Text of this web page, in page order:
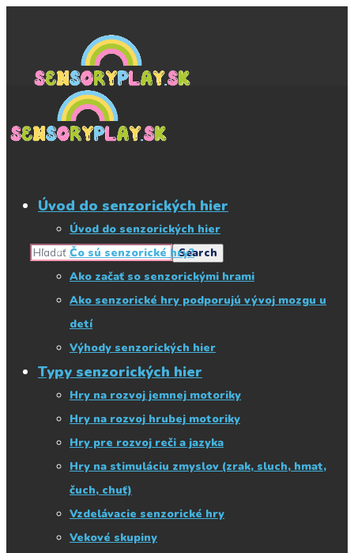
Začnite písať, čo
hľadáte
Úvod do senzorických hier
Úvod do senzorických hier
Čo sú senzorické hry?
Ako začať so senzorickými hrami
Ako senzorické hry podporujú vývoj mozgu u
detí
Výhody senzorických hier
Typy senzorických hier
Hry na rozvoj jemnej motoriky
Hry na rozvoj hrubej motoriky
Hry pre rozvoj reči a jazyka
Hry na stimuláciu zmyslov (zrak, sluch, hmat,
čuch, chuť)
Vzdelávacie senzorické hry
Vekové skupiny